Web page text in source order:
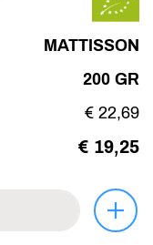
MATTISSON
200 GR
€ 22,69
€ 19,25